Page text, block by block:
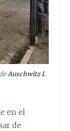
Auschwitz I.
en el
de